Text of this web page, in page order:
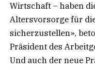
Wirtschaft – haben
Altersvorsorge für
sicherzustellen»,
Präsident des
Und auch der neue